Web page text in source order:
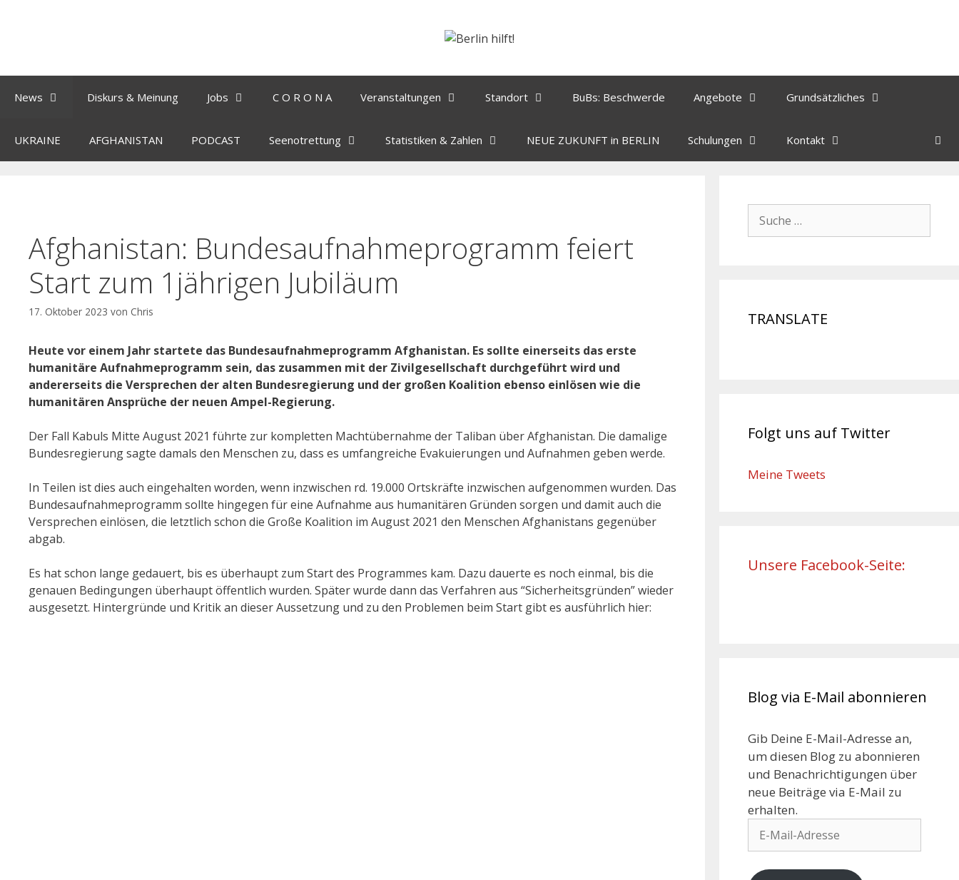
News Diskurs & Meinung Jobs C O R O N A Veranstaltungen Standort BuBs: Beschwerde Angebote Grundsätzliches
UKRAINE AFGHANISTAN PODCAST Seenotrettung Statistiken & Zahlen NEUE ZUKUNFT in BERLIN Schulungen Kontakt
Afghanistan: Bundesaufnahmeprogramm feiert
Start zum 1jährigen Jubiläum
17. Oktober 2023 von Chris
Heute vor einem Jahr startete das Bundesaufnahmeprogramm Afghanistan. Es sollte einerseits das erste
humanitäre Aufnahmeprogramm sein, das zusammen mit der Zivilgesellschaft durchgeführt wird und
andererseits die Versprechen der alten Bundesregierung und der großen Koalition ebenso einlösen wie die
humanitären Ansprüche der neuen Ampel-Regierung.
Der Fall Kabuls Mitte August 2021 führte zur kompletten Machtübernahme der Taliban über Afghanistan. Die damalige
Bundesregierung sagte damals den Menschen zu, dass es umfangreiche Evakuierungen und Aufnahmen geben werde.
In Teilen ist dies auch eingehalten worden, wenn inzwischen rd. 19.000 Ortskräfte inzwischen aufgenommen wurden. Das
Bundesaufnahmeprogramm sollte hingegen für eine Aufnahme aus humanitären Gründen sorgen und damit auch die
Versprechen einlösen, die letztlich schon die Große Koalition im August 2021 den Menschen Afghanistans gegenüber
abgab.
Es hat schon lange gedauert, bis es überhaupt zum Start des Programmes kam. Dazu dauerte es noch einmal, bis die
genauen Bedingungen überhaupt öffentlich wurden. Später wurde dann das Verfahren aus “Sicherheitsgründen” wieder
ausgesetzt. Hintergründe und Kritik an dieser Aussetzung und zu den Problemen beim Start gibt es ausführlich hier:
TRANSLATE
Folgt uns auf Twitter
Meine Tweets
Unsere Facebook-Seite:
Blog via E-Mail abonnieren
Gib Deine E-Mail-Adresse an,
um diesen Blog zu abonnieren
und Benachrichtigungen über
neue Beiträge via E-Mail zu
erhalten.